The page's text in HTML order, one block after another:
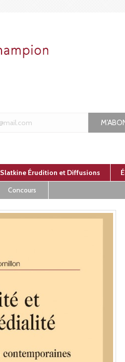
Slatkine Érudition et Diffusions
Concours